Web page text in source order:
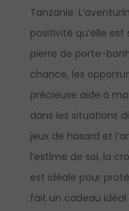
Tanzanie.
positivité qu’elle
pierre de porte-
chance, les
précieuse aide à
dans les situations
jeux de hasard et
l’estime de soi, la
est idéale pour
fait un cadeau